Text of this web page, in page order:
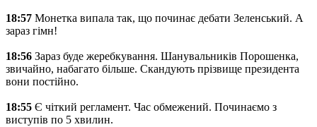
18:57 Монетка випала так, що починає дебати Зеленський. А
зараз гімн!
18:56 Зараз буде жеребкування. Шанувальників Порошенка,
звичайно, набагато більше. Скандують прізвище президента
вони постійно.
18:55 Є чіткий регламент. Час обмежений. Починаємо з
виступів по 5 хвилин.